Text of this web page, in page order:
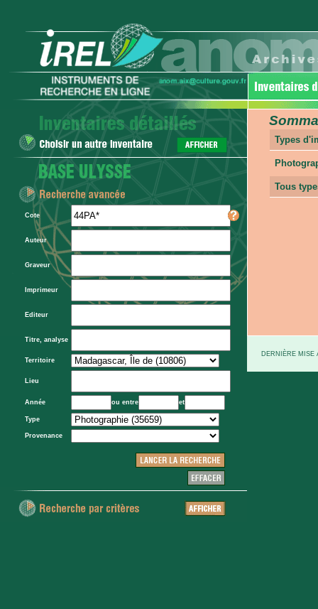
Cote
Auteur
Graveur
Imprimeur
Editeur
Titre, analyse
Territoire
Lieu
Année ou entre et
Type
Provenance
Types
Tous
DERNIÈRE MISE